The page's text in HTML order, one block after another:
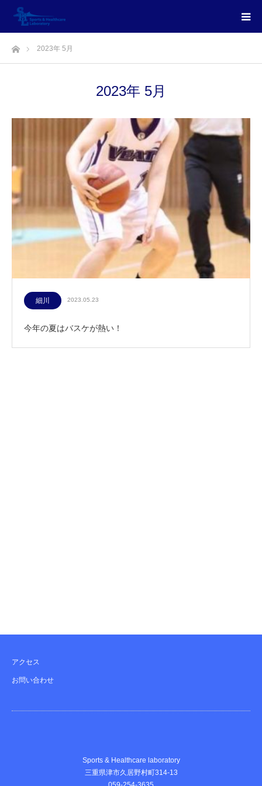
ホーム2023年 5月
2023年 5月
細川 2023.05.23
今年の夏はバスケが熱い！
アクセス
お問い合わせ
Sports & Healthcare laboratory
三重県津市久居野村町314-13